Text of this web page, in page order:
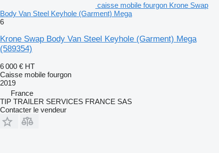
caisse mobile fourgon Krone Swap
Body Van Steel Keyhole (Garment) Mega
6
Krone Swap Body Van Steel Keyhole (Garment) Mega
(589354)
6 000 € HT
Caisse mobile fourgon
2019
France
TIP TRAILER SERVICES FRANCE SAS
Contacter le vendeur